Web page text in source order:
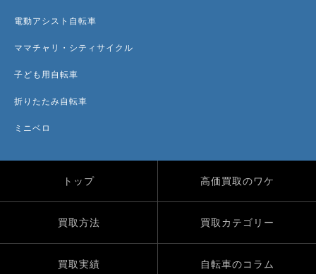
電動アシスト自転車
ママチャリ・シティサイクル
子ども用自転車
折りたたみ自転車
ミニベロ
トップ 高価買取のワケ
買取方法 買取カテゴリー
買取実績 自転車のコラム